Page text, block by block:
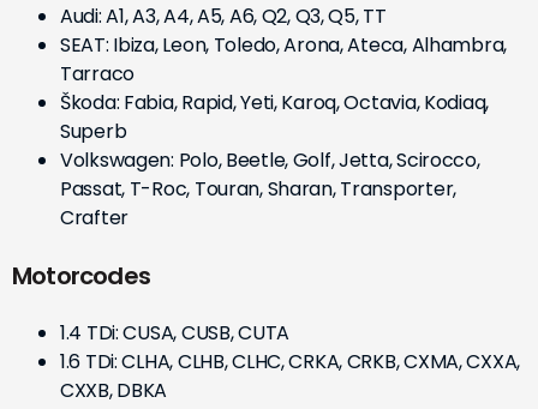
Audi: A1, A3, A4, A5, A6, Q2, Q3, Q5, TT
SEAT: Ibiza, Leon, Toledo, Arona, Ateca, Alhambra,
Tarraco
Škoda: Fabia, Rapid, Yeti, Karoq, Octavia, Kodiaq,
Superb
Volkswagen: Polo, Beetle, Golf, Jetta, Scirocco,
Passat, T-Roc, Touran, Sharan, Transporter,
Crafter
Motorcodes
1.4 TDi: CUSA, CUSB, CUTA
1.6 TDi: CLHA, CLHB, CLHC, CRKA, CRKB, CXMA, CXXA,
CXXB, DBKA